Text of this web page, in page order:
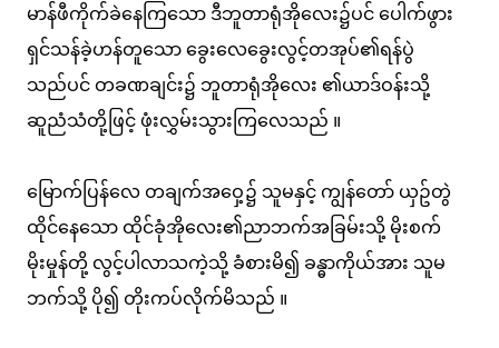
မာန်ဖီကိုက်ခဲနေကြသော ဒီဘူတာရုံအိုလေး၌ပင် ပေါက်ဖွား
ရှင်သန်ခဲ့ဟန်တူသော ခွေးလေခွေးလွင့်တအုပ်၏ရန်ပွဲ
သည်ပင် တခဏချင်း၌ ဘူတာရုံအိုလေး ၏ယာဒ်ဝန်းသို့
ဆူညံသံတို့ဖြင့် ဖုံးလွှမ်းသွားကြလေသည် ။
မြောက်ပြန်လေ တချက်အဝှေ့၌ သူမနှင့် ကျွန်တော် ယှဥ်တွဲ
ထိုင်နေသော ထိုင်ခုံအိုလေး၏ညာဘက်အခြမ်းသို့ မိုးစက်
မိုးမှုန်တို့ လွင့်ပါလာသကဲ့သို့ ခံစားမိ၍ ခန္ဓာကိုယ်အား သူမ
ဘက်သို့ ပို၍ တိုးကပ်လိုက်မိသည် ။